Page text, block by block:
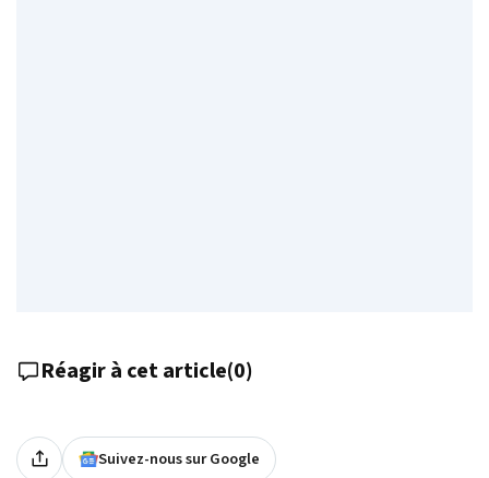
Réagir à cet article(0)
Suivez-nous sur Google